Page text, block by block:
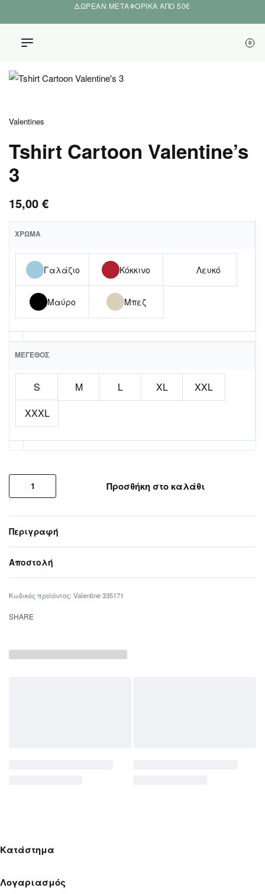
ΔΩΡΕΑΝ ΜΕΤΑΦΟΡΙΚΑ ΑΠΟ 50€
0
Valentines
Tshirt Cartoon Valentine’s
3
15,00 €
ΧΡΏΜΑ
Γαλάζιο Κόκκινο Λευκό
Μαύρο Μπεζ
ΜΈΓΕΘΟΣ
S M L XL
XXL
XXXL
Προσθήκη στο καλάθι
Περιγραφή
Αποστολή
Valentine 335171
SHARE
Κατάστημα
Πολιτική Απορρήτου
Λογαριασμός